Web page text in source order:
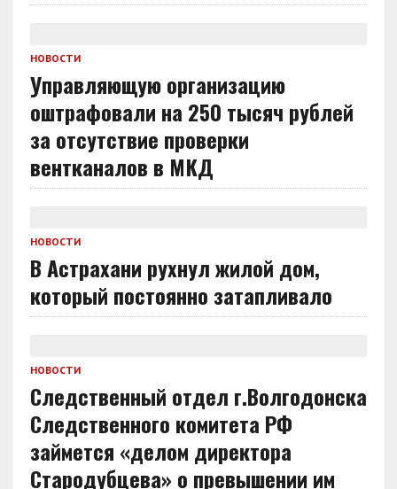
НОВОСТИ
Управляющую организацию
оштрафовали на 250 тысяч рублей
за отсутствие проверки
вентканалов в МКД
НОВОСТИ
В Астрахани рухнул жилой дом,
который постоянно затапливало
НОВОСТИ
Следственный отдел г.Волгодонска
Следственного комитета РФ
займется «делом директора
Стародубцева» о превышении им